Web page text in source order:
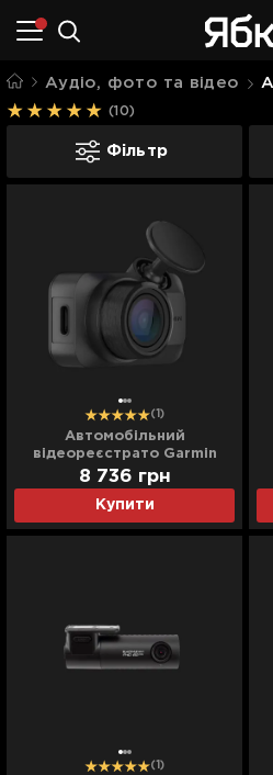
Аудіо, фото та відео
(10)
Автомобільні
Фільтр
(1)
Автомобільний
відеореєстрато Garmin
Dash Cam Mini 3 (010-
02899-10) (Global)
Купити
8 736 грн
(1)